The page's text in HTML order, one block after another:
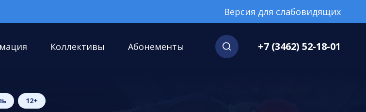
Версия для слабовидящих
Коллективы Абонементы +7 (3462) 52-18-01
12+